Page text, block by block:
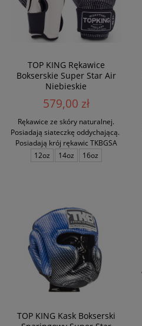
TOP KING Rękawice
Bokserskie Super Star Air
Niebieskie
579,00 zł
Rękawice ze skóry naturalnej.
Posiadają siateczkę oddychającą.
Posiadają krój rękawic TKBGSA
12oz
14oz 16oz
TOP KING Kask Bokserski